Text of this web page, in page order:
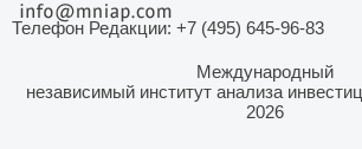
Телефон Редакции: +7 (495) 645-96-83
Международный
независимый институт анализа
2026